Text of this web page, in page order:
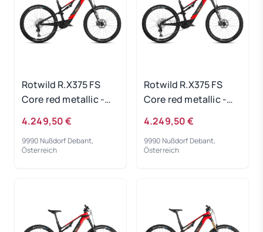
Rotwild R.X375 FS
Core red metallic -
4.249,50 €
9990 Nußdorf Debant,
Österreich
Rotwild R.X375 FS
Core red metallic -
4.249,50 €
9990 Nußdorf Debant,
Österreich